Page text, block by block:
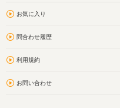
お気に入り
問合わせ履歴
利用規約
お問い合わせ